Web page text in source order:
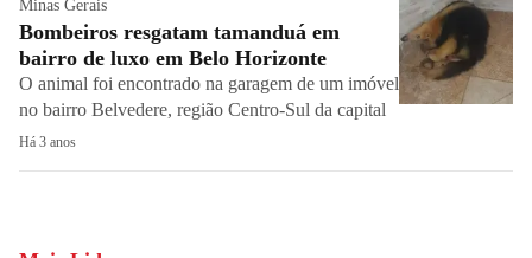
Minas Gerais
Bombeiros resgatam tamanduá em
bairro de luxo em Belo Horizonte
O animal foi encontrado na garagem de um imóvel
no bairro Belvedere, região Centro-Sul da capital
Há 3 anos